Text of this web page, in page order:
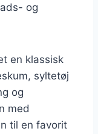
og
en klassisk
syltetøj
og
med
til en favorit